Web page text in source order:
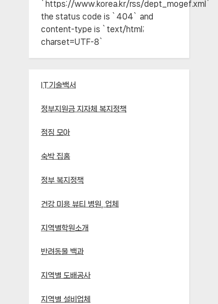
`https://www.korea.kr/rss/dept_mogef.xml`;
the status code is `404` and
content-type is `text/html;
charset=UTF-8`
IT기술백서
정부지원금 지자체 복지정책
점짐 모아
숙박 집홈
정부 복지정책
건강 미용 뷰티 병원, 업체
지역별학원소개
반려동물 백과
지역별 도배공사
지역별 설비업체